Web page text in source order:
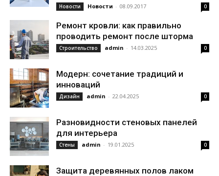
Новости Новости - 08.09.2017 0
Ремонт кровли: как правильно
проводить ремонт после шторма
Строительство admin - 14.03.2025 0
Модерн: сочетание традиций и
инноваций
Дизайн admin - 22.04.2025 0
Разновидности стеновых панелей
для интерьера
Стены admin - 19.01.2025 0
Защита деревянных полов лаком